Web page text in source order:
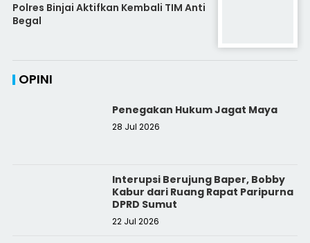
Polres Binjai Aktifkan Kembali TIM Anti
Begal
OPINI
Penegakan Hukum Jagat Maya
28 Jul 2026
Interupsi Berujung Baper, Bobby
Kabur dari Ruang Rapat Paripurna
DPRD Sumut
22 Jul 2026